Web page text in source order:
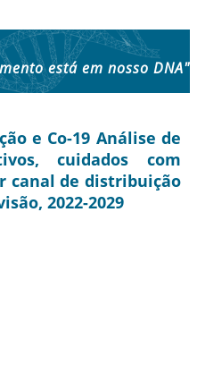
está em nosso DNA"
e Co-19 Análise de
cuidados com
canal de distribuição
2022-2029